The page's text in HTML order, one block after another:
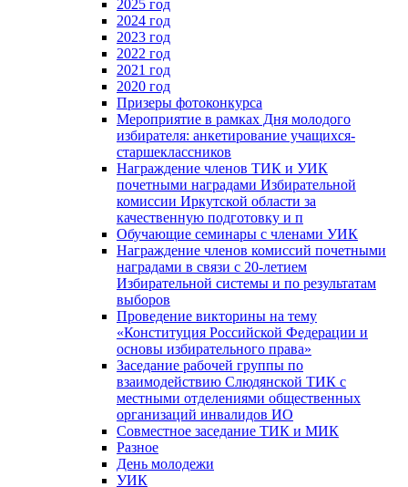
2025 год
2024 год
2023 год
2022 год
2021 год
2020 год
Призеры фотоконкурса
Мероприятие в рамках Дня молодого
избирателя: анкетирование учащихся-
старшеклассников
Награждение членов ТИК и УИК
почетными наградами Избирательной
комиссии Иркутской области за
качественную подготовку и п
Обучающие семинары с членами УИК
Награждение членов комиссий почетными
наградами в связи с 20-летием
Избирательной системы и по результатам
выборов
Проведение викторины на тему
«Конституция Российской Федерации и
основы избирательного права»
Заседание рабочей группы по
взаимодействию Слюдянской ТИК с
местными отделениями общественных
организаций инвалидов ИО
Совместное заседание ТИК и МИК
Разное
День молодежи
УИК